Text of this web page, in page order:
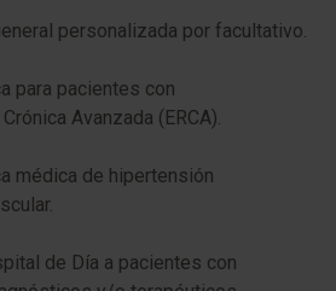
personalizada por facultativo.
para pacientes con
Avanzada (ERCA).
médica de hipertensión
de Día a pacientes con